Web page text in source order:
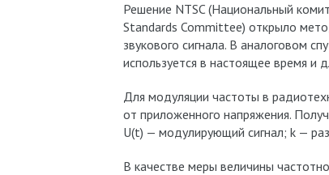
Решение NTSC (Национальный
Standards Committee) открыло
звукового сигнала. В аналоговом
используется в настоящее время и
Для модуляции частоты в
от приложенного напряжения.
U(t) — модулирующий сигнал; k —
В качестве меры величины